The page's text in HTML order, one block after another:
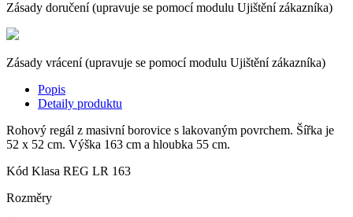
Zásady doručení (upravuje se pomocí modulu Ujištění zákazníka)
Zásady vrácení (upravuje se pomocí modulu Ujištění zákazníka)
Popis
Detaily produktu
Rohový regál z masivní borovice s lakovaným povrchem. Šířka je
52 x 52 cm. Výška 163 cm a hloubka 55 cm.
Kód Klasa REG LR 163
Rozměry